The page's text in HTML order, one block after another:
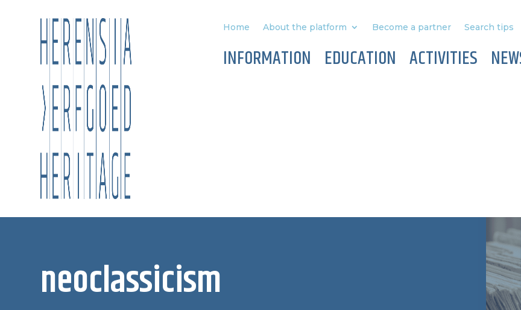
Home About the platform Become a partner Search tips
INFORMATION EDUCATION ACTIVITIES
neoclassicism